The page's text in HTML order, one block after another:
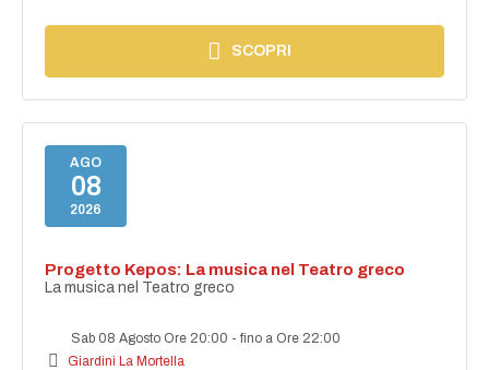
SCOPRI
AGO
08
2026
Progetto Kepos: La musica nel Teatro greco
La musica nel Teatro greco
Sab 08 Agosto Ore 20:00 -fino a Ore 22:00
Giardini La Mortella